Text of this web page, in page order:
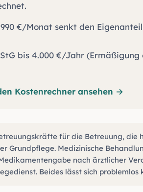
€/Monat senkt den Eigenanteil
bis 4.000 €/Jahr (Ermäßigung
Kostenrechner ansehen →
für die Betreuung, die
Grundpflege. Medizinische
nach ärztlicher
Beides lässt sich problemlos